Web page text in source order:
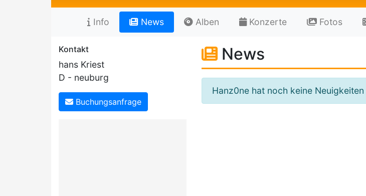
Info News Alben Konzerte Fotos
Kontakt
hans Kriest
D - neuburg
Buchungsanfrage
News
Hanz0ne hat noch keine